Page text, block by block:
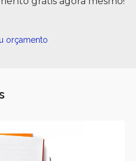
orçamento